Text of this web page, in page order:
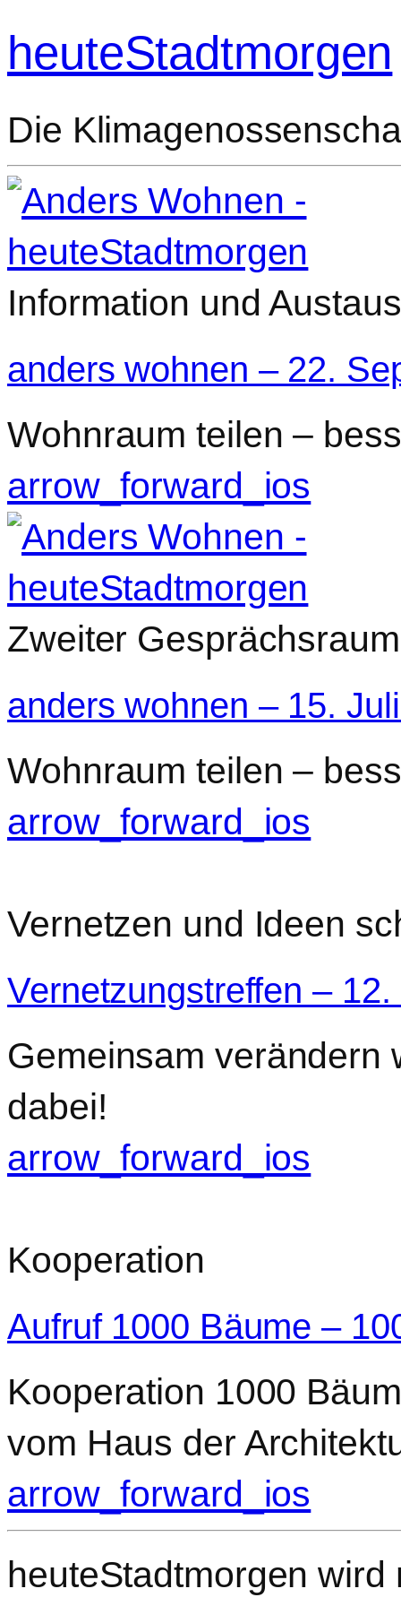
heuteStadtmorgen
Die
Information und
anders wohnen – 22.
Wohnraum teilen –
arrow_forward_ios
Zweiter
anders wohnen – 15.
Wohnraum teilen –
arrow_forward_ios
Vernetzen und Ideen
Vernetzungstreffen –
Gemeinsam verändern
dabei!
arrow_forward_ios
Kooperation
Aufruf 1000 Bäume –
Kooperation 1000
vom Haus der
arrow_forward_ios
heuteStadtmorgen